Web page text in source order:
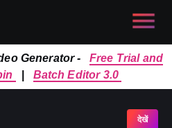
Generator -
Free Trial and
Batch Editor 3.0
देखें